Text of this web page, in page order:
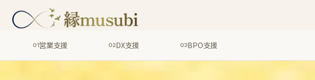
01営業支援 02DX支援 03BPO支援